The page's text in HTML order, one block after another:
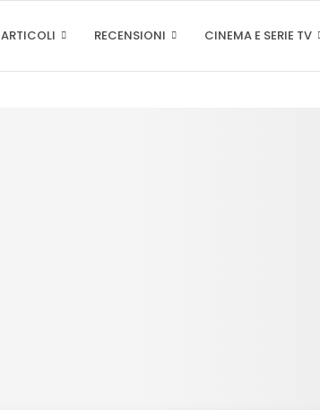
ARTICOLI RECENSIONI CINEMA E SERIE TV